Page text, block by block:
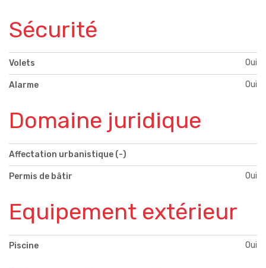
Sécurité
Volets Oui
Alarme Oui
Domaine juridique
Affectation urbanistique (-)
Permis de bâtir Oui
Equipement extérieur
Piscine Oui